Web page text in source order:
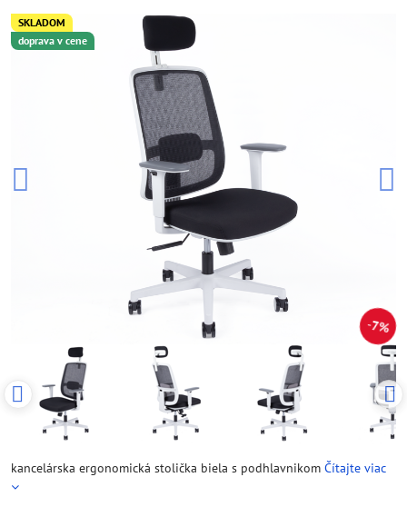
SKLADOM
doprava v cene
7%
kancelárska ergonomická stolička biela s podhlavnikom Čítajte viac